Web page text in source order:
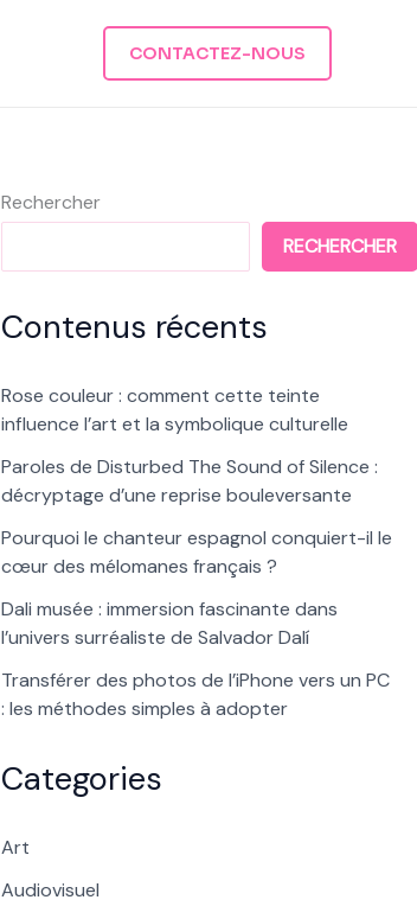
CONTACTEZ-NOUS
Rechercher
RECHERCHER
Contenus récents
Rose couleur : comment cette teinte
influence l’art et la symbolique culturelle
Paroles de Disturbed The Sound of Silence :
décryptage d’une reprise bouleversante
Pourquoi le chanteur espagnol conquiert-il le
cœur des mélomanes français ?
Dali musée : immersion fascinante dans
l’univers surréaliste de Salvador Dalí
Transférer des photos de l’iPhone vers un PC
: les méthodes simples à adopter
Categories
Art
Audiovisuel